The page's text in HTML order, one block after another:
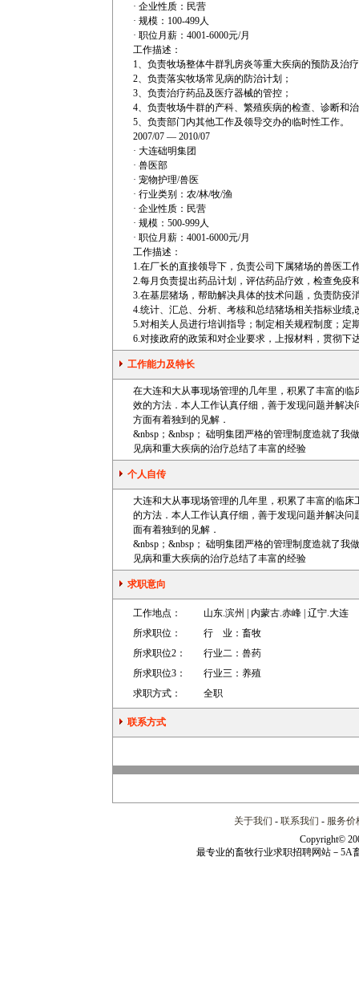
· 企业性质：民营
· 规模：100-499人
· 职位月薪：4001-6000元/月
工作描述：
1、负责牧场整体牛群乳房炎等重大疾病的预防及治
2、负责落实牧场常见病的防治计划；
3、负责治疗药品及医疗器械的管控；
4、负责牧场牛群的产科、繁殖疾病的检查、诊断和
5、负责部门内其他工作及领导交办的临时性工作。
2007/07 — 2010/07
· 大连础明集团
· 兽医部
· 宠物护理/兽医
· 行业类别：农/林/牧/渔
· 企业性质：民营
· 规模：500-999人
· 职位月薪：4001-6000元/月
工作描述：
1.在厂长的直接领导下，负责公司下属猪场的兽医工
2.每月负责提出药品计划，评估药品疗效，检查免疫
3.在基层猪场，帮助解决具体的技术问题，负责防疫
4.统计、汇总、分析、考核和总结猪场相关指标业绩
5.对相关人员进行培训指导；制定相关规程制度；定
6.对接政府的政策和对企业要求，上报材料，贯彻下
工作能力及特长
在大连和大从事现场管理的几年里，积累了丰富的
效的方法．本人工作认真仔细，善于发现问题并解
方面有着独到的见解．
&nbsp；&nbsp； 础明集团严格的管理制度造就了
见病和重大疾病的治疗总结了丰富的经验
个人自传
大连和大从事现场管理的几年里，积累了丰富的临
的方法．本人工作认真仔细，善于发现问题并解决
面有着独到的见解．
&nbsp；&nbsp； 础明集团严格的管理制度造就了
见病和重大疾病的治疗总结了丰富的经验
求职意向
工作地点：
山东.滨州 | 内蒙古.赤峰 | 辽宁.大连
所求职位：
行 业： 畜牧
所求职位2：
行业二： 兽药
所求职位3：
行业三： 养殖
求职方式：
全职
联系方式
关于我们 - 联系我们 - 服务价
Copyright©
最专业的畜牧行业求职招聘网站－5A